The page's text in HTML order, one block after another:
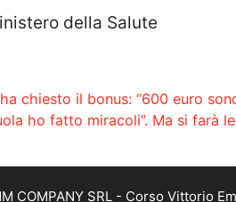
della Salute
chiesto il bonus: “600 euro sono
ho fatto miracoli”. Ma si farà
COMPANY SRL - Corso Vittorio